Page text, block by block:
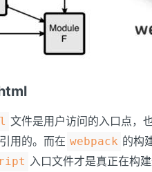
文件是用户访问的入口点，
用的。而在 webpack 的构
入口文件才是真正在构